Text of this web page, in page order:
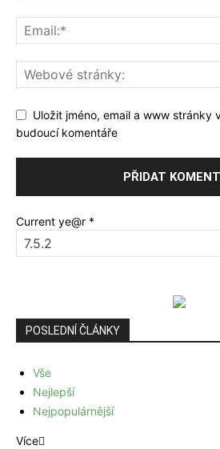
Uložit jméno, email a www stránky
budoucí komentáře
Current ye@r *
POSLEDNÍ ČLÁNKY
Vše
Nejlepší
Nejpopulárnější
Více